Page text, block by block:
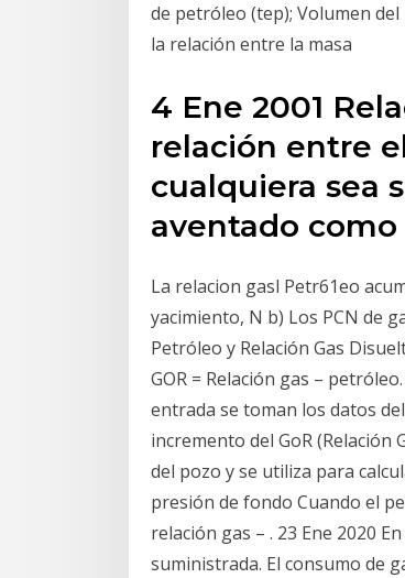
de petróleo (tep); Volumen
la relación entre la masa
4 Ene 2001
relación entre
cualquiera sea
aventado como
La relacion gasl Petr61eo
yacimiento, N b) Los PCN de
Petróleo y Relación Gas
GOR = Relación gas –
entrada se toman los datos
incremento del GoR
del pozo y se utiliza para
presión de fondo Cuando el
relación gas – . 23 Ene 2020
suministrada. El consumo de